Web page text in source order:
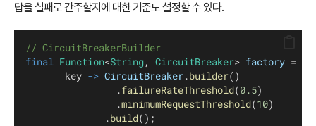
답을 실패로 간주할지에 대한 기준도 설정할 수 있다.
// CircuitBreakerBuilder
final Function<String, CircuitBreaker> factory =
       key
-> CircuitBreaker.builder()
                .
failureRateThreshold(0.5)
                .
minimumRequestThreshold(10)
              .
build();